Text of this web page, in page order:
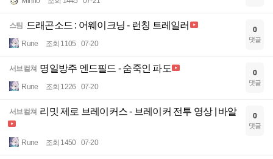
스팀 드래곤소드 : 어웨이크닝 - 런칭 트레일러
Rune 조회 1105 07-20
0
댓글
서브컬쳐 명일방주 엔드필드 - 숨죽인 파도
Rune 조회 1226 07-20
0
댓글
서브컬쳐 리밋 제로 브레이커스 - 브레이커 전투 영상 | 바알
Rune 조회 1450 07-20
0
댓글